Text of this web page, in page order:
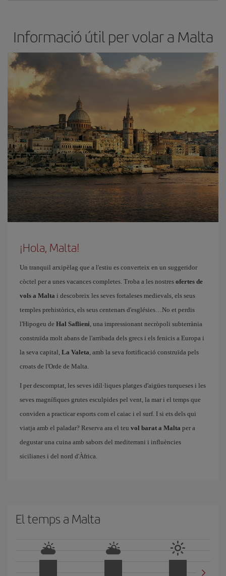
Informació útil per volar a Malta
¡Hola, Malta!
Un tranquil arxipèlag que a l'estiu es converteix en un suggeridor
còctel per a unes vacances completes. Troba a les nostres ofertes de
vols a Malta i descobreix les seves fortaleses medievals, els seus
temples prehistòrics, els seus centenars d'esglésies…No et perdis
l'Hipogeu de Hal Saflieni, una impressionant necròpoli subterrània
construïda molt abans de l'arribada dels grecs i els fenicis a Europa i
la seva capital, La Valeta, amb la seva fortificació construïda pels
croats de l'Orde de Malta.
I per descomptat, les seves idíl·liques platges d'aigües turqueses i les
seves magnífiques grutes esculpides pel vent, la mar i el temps que
conviden a practicar esports com el caiac i el surf. I si ets dels qui
viatja amb el paladar? Reserva ara el teu vol barat a Malta per a
degustar una cuina amb sabors del mediterrani i influències
sicilianes i del nord d'Àfrica.
El temps a Malta